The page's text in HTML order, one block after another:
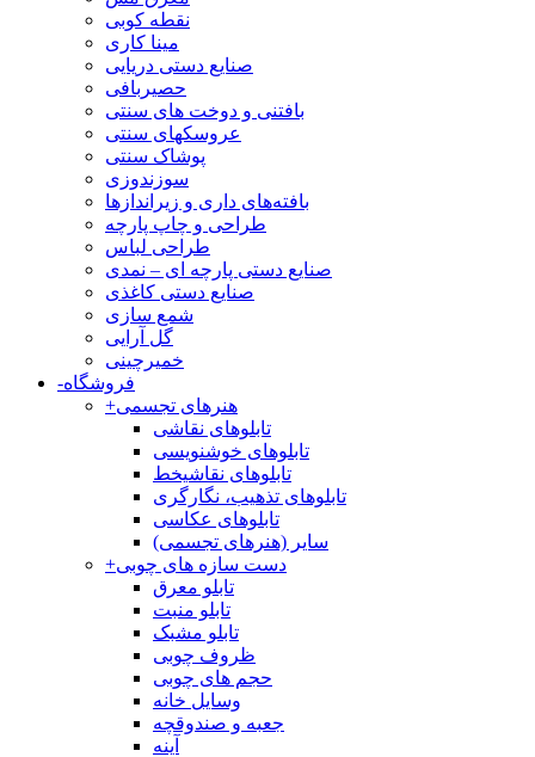
نقطه کوبی
مینا کاری
صنایع دستی دریایی
حصیربافی
بافتنی‌ و دوخت های سنتی
عروسکهای سنتی
پوشاک سنتی
سوزندوزی
بافته‌های داری و زیراندازها
طراحی و چاپ پارچه
طراحی لباس
صنایع دستی پارچه ای – نمدی
صنایع دستی کاغذی
شمع سازی
گل آرایی
خمیرچینی
-فروشگاه
+هنرهای تجسمی
تابلوهای نقاشی
تابلوهای خوشنویسی
تابلوهای نقاشیخط
تابلوهای تذهیب، نگارگری
تابلوهای عکاسی
سایر (هنرهای تجسمی)
+دست سازه های چوبی
تابلو معرق
تابلو منبت
تابلو مشبک
ظروف چوبی
حجم های چوبی
وسایل خانه
جعبه و صندوقچه
آینه